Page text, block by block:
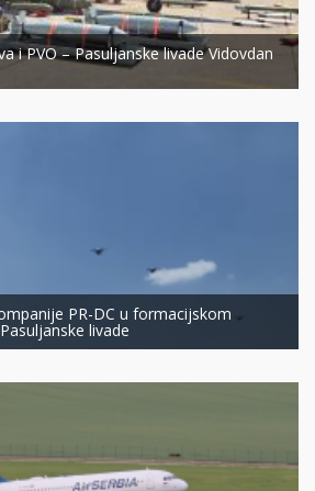
i PVO – Pasuljanske livade Vidovdan
PR-DC u formacijskom
livade